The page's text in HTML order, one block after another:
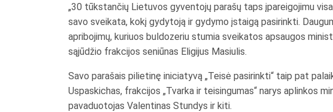
„30 tūkstančių Lietuvos gyventojų parašų taps įpareigojimu
savo sveikata, kokį gydytoją ir gydymo įstaigą pasirinkti.
apribojimų, kuriuos buldozeriu stumia sveikatos apsaugos
sąjūdžio frakcijos seniūnas Eligijus Masiulis.
Savo parašais pilietinę iniciatyvą „Teisė pasirinkti“ taip pat
Uspaskichas, frakcijos „Tvarka ir teisingumas“ narys aplinkos
pavaduotojas Valentinas Stundys ir kiti.